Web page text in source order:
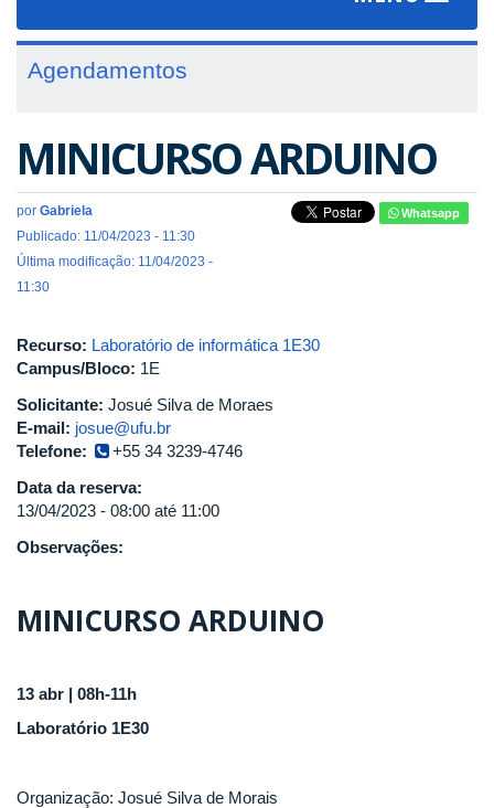
Agendamentos
MINICURSO ARDUINO
por Gabriela
Publicado: 11/04/2023 - 11:30
Última modificação: 11/04/2023 -
11:30
Whatsapp
Recurso: Laboratório de informática 1E30
Campus/Bloco: 1E
Solicitante: Josué Silva de Moraes
E-mail: josue@ufu.br
Telefone:
+55 34 3239-4746
Data da reserva:
13/04/2023 - 08:00 até 11:00
Observações:
MINICURSO ARDUINO
13 abr | 08h-11h
Laboratório 1E30
Organização: Josué Silva de Morais